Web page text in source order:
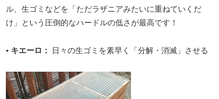
ル、生ゴミなどを「ただラザニアみたいに重ねていくだ
け」という圧倒的なハードルの低さが最高です！
• キエーロ： 日々の生ゴミを素早く「分解・消滅」させる